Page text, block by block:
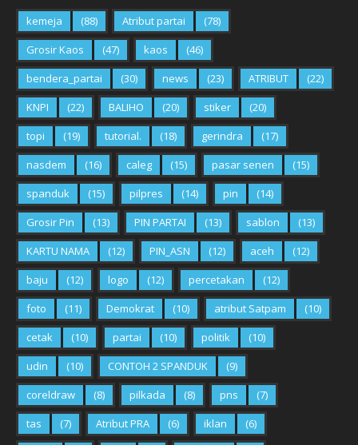
kemeja (88) Atribut partai
(78)
Grosir Kaos
(47) kaos
(46)
bendera_partai
(30) news (23) ATRIBUT
(22)
KNPI
(22) BALIHO (20) stiker
(20)
topi
(19) tutorial. (18) gerindra
(17)
nasdem
(16) caleg (15) pasar senen
(15)
spanduk
(15) pilpres (14) pin
(14)
Grosir Pin
(13) PIN PARTAI (13) sablon
(13)
KARTU NAMA
(12) PIN_ASN (12) aceh
(12)
baju
(12) logo (12) percetakan
(12)
foto
(11) Demokrat (10) atribut Satpam
(10)
cetak
(10) partai (10) politik
(10)
udin
(10) CONTOH 2 SPANDUK
(9)
coreldraw
(8) pilkada (8) pns
(7)
tas
(7) Atribut PRA (6) iklan
(6)